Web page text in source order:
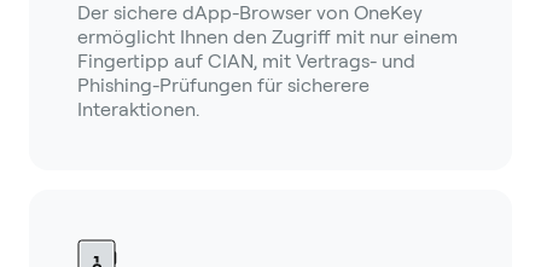
Der sichere dApp-Browser von OneKey
ermöglicht Ihnen den Zugriff mit nur einem
Fingertipp auf CIAN, mit Vertrags- und
Phishing-Prüfungen für sicherere
Interaktionen.